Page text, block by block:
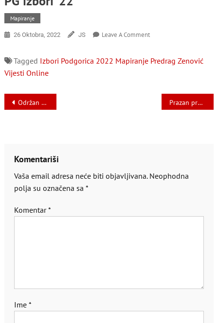
Mapiranje
26 Oktobra, 2022 JS Leave A CommentOn
‘22
Tagged Izbori Podgorica 2022 Mapiranje Predrag Zenović
Vijesti Online
Navigacija
Održan protest u organizaciji Udruženja mladih sa hendikepom Prazan prostor sprovodi projekat “Kako smo jednom išli na Dubrovnik”
Komentariši
Vaša email adresa neće biti objavljivana. Neophodna
polja su označena sa *
Komentar*
Ime *